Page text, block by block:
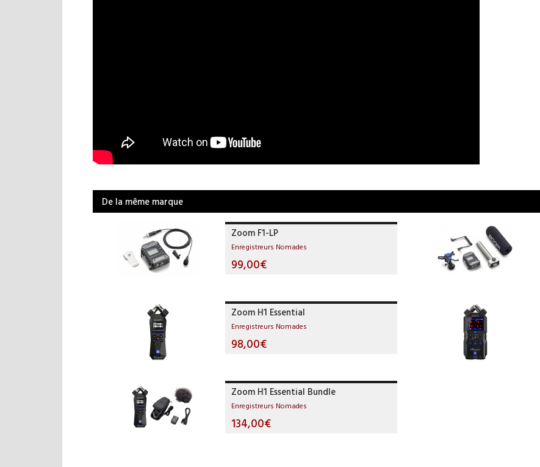
De la même marque
Zoom F1-LP
Enregistreurs Nomades
99,00€
Zoom H1 Essential
Enregistreurs Nomades
98,00€
Zoom H1 Essential Bundle
Enregistreurs Nomades
134,00€